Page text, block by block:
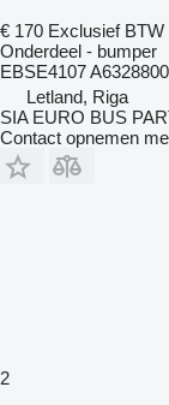
€ 170 Exclusief BTW
Onderdeel - bumper
EBSE4107
Letland, Riga
SIA EURO BUS
Contact opnemen
2